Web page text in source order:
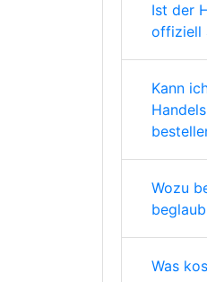
Ist der
offiziell
Kann
Wozu
Was